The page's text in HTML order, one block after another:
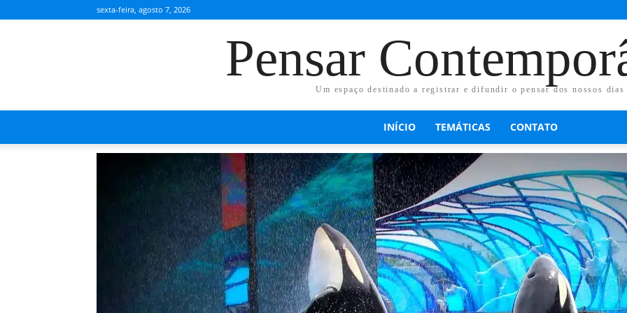
sexta-feira, agosto 7, 2026
Pensar
Um espaço destinado a registrar e difundir o pensar dos nossos dias
INÍCIO TEMÁTICAS CONTATO